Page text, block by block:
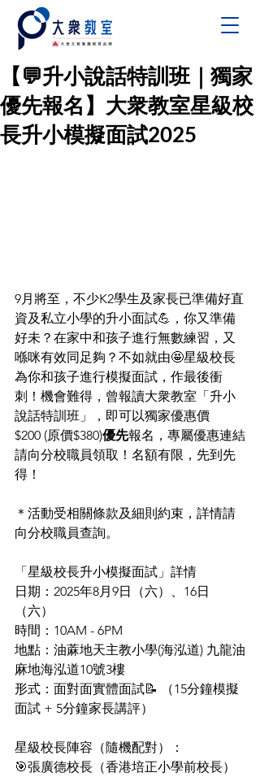
【💬升小說話特訓班｜獨家
優先報名】大衆教室星級校
長升小模擬面試2025
9月將至，不少K2學生及家長已準備好直
資及私立小學的升小面試💪，你又準備
好未？在家中和孩子進行無數練習，又
喺咪有效同足夠？不如就由🤩星級校長
為你和孩子進行模擬面試，作最後衝
刺！機會難得，曾報讀大衆教室「升小
說話特訓班」，即可以獨家優惠價
$200 (原價$380)優先報名，專屬優惠連結
請向分校職員領取！名額有限，先到先
得！
＊活動受相關條款及細則約束，詳情請
向分校職員查詢。
「星級校長升小模擬面試」詳情
日期：2025年8月9日（六）、16日
（六）
時間：10AM - 6PM
地點：油蔴地天主教小學(海泓道) 九龍油
麻地海泓道10號3樓
形式：面對面實體面試📝 （15分鐘模擬
面試 + 5分鐘家長講評）
星級校長陣容（隨機配對）：
🎯張廣德校長（香港培正小學前校長）